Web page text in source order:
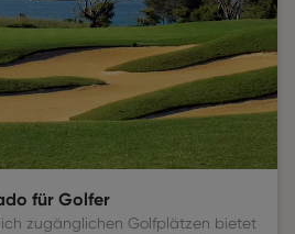
für Golfer
zugänglichen Golfplätzen bietet